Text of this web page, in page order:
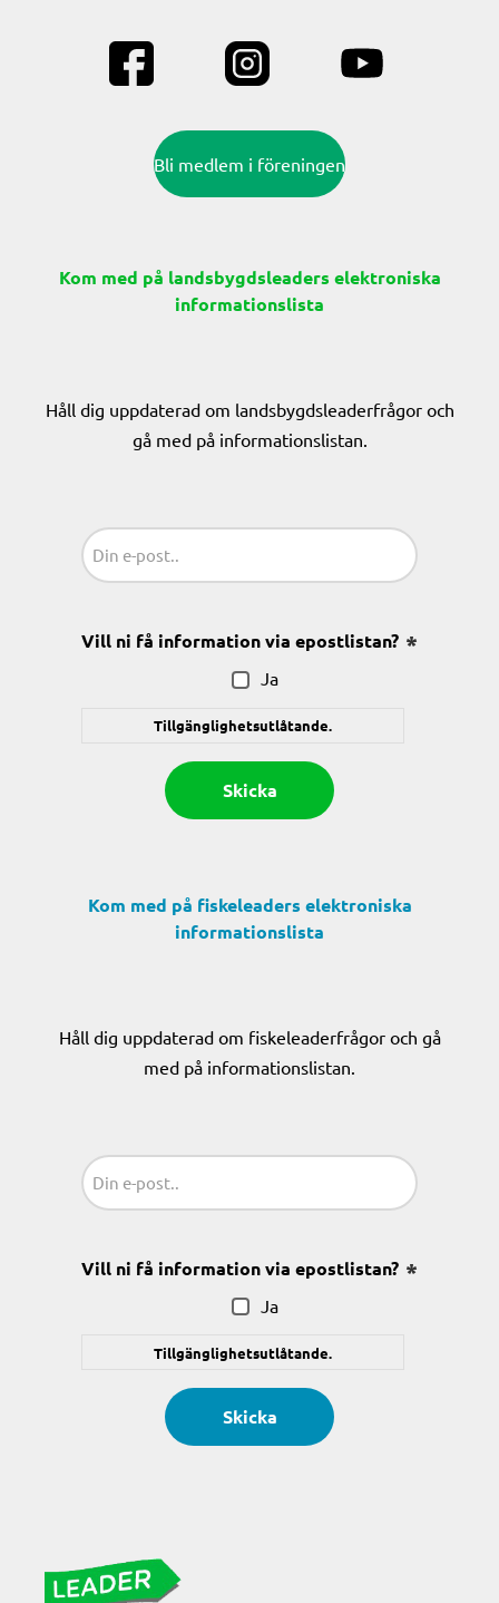
Bli medlem i föreningen
Kom med på landsbygdsleaders elektroniska
informationslista
Håll dig uppdaterad om landsbygdsleaderfrågor och
gå med på informationslistan.
Vill ni få information via epostlistan?
Ja
Tillgänglighetsutlåtande.
Kom med på fiskeleaders elektroniska
informationslista
Håll dig uppdaterad om fiskeleaderfrågor och gå
med på informationslistan.
Sähköposti
Vill ni få information via epostlistan?
Ja
Tillgänglighetsutlåtande.